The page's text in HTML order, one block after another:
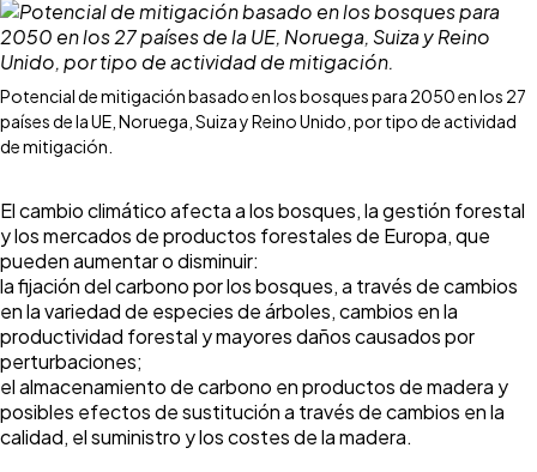
Potencial de mitigación basado en los bosques para 2050 en los 27
países de la UE, Noruega, Suiza y Reino Unido, por tipo de actividad
de mitigación.
El cambio climático afecta a los bosques, la gestión forestal
y los mercados de productos forestales de Europa, que
pueden aumentar o disminuir:
la fijación del carbono por los bosques, a través de cambios
en la variedad de especies de árboles, cambios en la
productividad forestal y mayores daños causados por
perturbaciones;
el almacenamiento de carbono en productos de madera y
posibles efectos de sustitución a través de cambios en la
calidad, el suministro y los costes de la madera.